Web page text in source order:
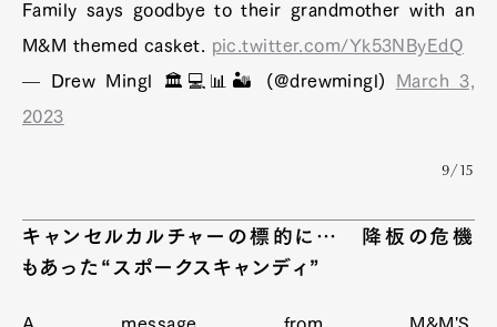
Family says goodbye to their grandmother with an
M&M themed casket. pic.twitter.com/Yk53NByEdQ
— Drew Mingl 🏛💻📊🏜️ (@drewmingl)
March 3,
2023
9/15
キャンセルカルチャーの標的に… 降板の危機
もあった“スポークスキャンディ”